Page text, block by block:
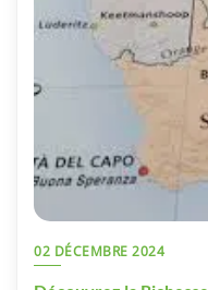
02 DÉCEMBRE 2024